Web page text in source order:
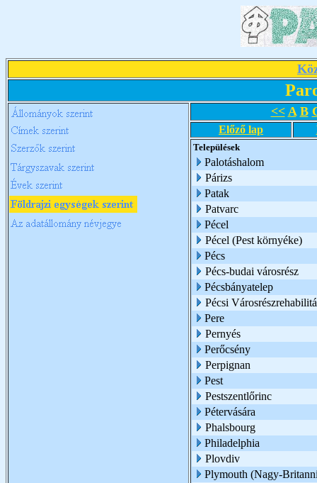
<< A B
Előző lap
Települések
Palotáshalom
Párizs
Patak
Patvarc
Pécel
Pécel (Pest környéke)
Pécs
Pécs-budai városrész
Pécsbányatelep
Pécsi
Pere
Pernyés
Perőcsény
Perpignan
Pest
Pestszentlőrinc
Pétervására
Phalsbourg
Philadelphia
Plovdiv
Plymouth (Nagy-